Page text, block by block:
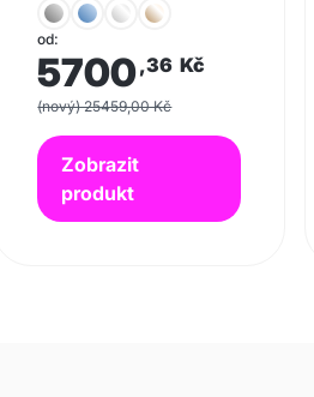
od:
5700,36 Kč
(nový) 25459,00 Kč
Zobrazit
produkt